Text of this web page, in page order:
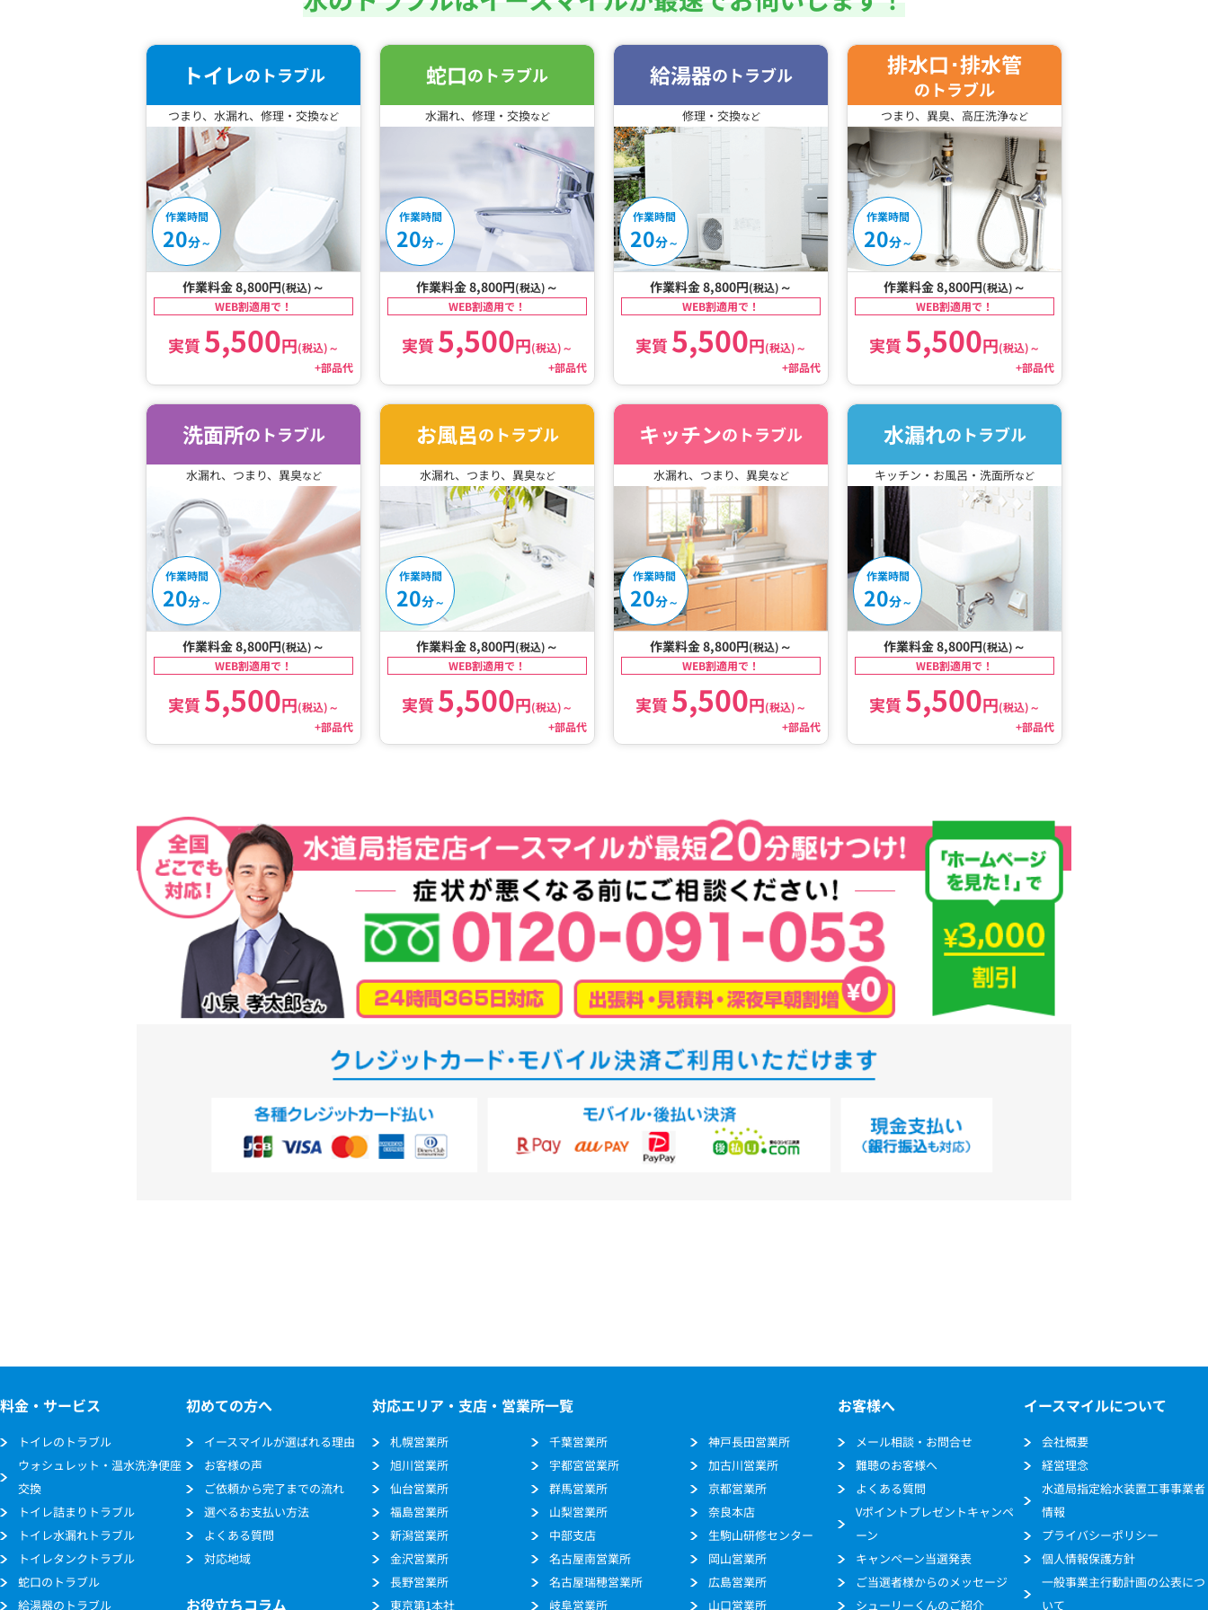
トイレのトラブル
つまり、水漏れ、修理・交換など
作業時間
20分～
作業料金 8,800円(税込) ～
WEB割適用で！
実質 5,500円(税込)～
+部品代
蛇口のトラブル
水漏れ、修理・交換など
作業時間
20分～
作業料金 8,800円(税込) ～
WEB割適用で！
実質 5,500円(税込)～
+部品代
給湯器のトラブル
修理・交換など
作業時間
20分～
作業料金 8,800円(税込) ～
WEB割適用で！
実質 5,500円(税込)～
+部品代
排水口･排水管
のトラブル
つまり、異臭、高圧洗浄など
作業時間
20分～
作業料金 8,800円(税込) ～
WEB割適用で！
実質 5,500円(税込)～
+部品代
洗面所のトラブル
水漏れ、つまり、異臭など
作業時間
20分～
作業料金 8,800円(税込) ～
WEB割適用で！
実質 5,500円(税込)～
+部品代
お風呂のトラブル
水漏れ、つまり、異臭など
作業時間
20分～
作業料金 8,800円(税込) ～
WEB割適用で！
実質 5,500円(税込)～
+部品代
キッチンのトラブル
水漏れ、つまり、異臭など
作業時間
20分～
作業料金 8,800円(税込) ～
WEB割適用で！
実質 5,500円(税込)～
+部品代
水漏れのトラブル
キッチン・お風呂・洗面所など
作業時間
20分～
作業料金 8,800円(税込) ～
WEB割適用で！
実質 5,500円(税込)～
+部品代
料金・サービス
トイレのトラブル
ウォシュレット・温水洗浄便座
交換
トイレ詰まりトラブル
トイレ水漏れトラブル
トイレタンクトラブル
蛇口のトラブル
給湯器のトラブル
初めての方へ
イースマイルが選ばれる理由
お客様の声
ご依頼から完了までの流れ
選べるお支払い方法
よくある質問
対応地域
お役立ちコラム
対応エリア・支店・営業所一覧
札幌営業所
旭川営業所
仙台営業所
福島営業所
新潟営業所
金沢営業所
長野営業所
東京第1本社
千葉営業所
宇都宮営業所
群馬営業所
山梨営業所
中部支店
名古屋南営業所
名古屋瑞穂営業所
岐阜営業所
神戸長田営業所
加古川営業所
京都営業所
奈良本店
生駒山研修センター
岡山営業所
広島営業所
山口営業所
お客様へ
メール相談・お問合せ
難聴のお客様へ
よくある質問
Vポイントプレゼントキャンペ
ーン
キャンペーン当選発表
ご当選者様からのメッセージ
シューリーくんのご紹介
イースマイルについて
会社概要
経営理念
水道局指定給水装置工事事業者
情報
プライバシーポリシー
個人情報保護方針
一般事業主行動計画の公表につ
いて